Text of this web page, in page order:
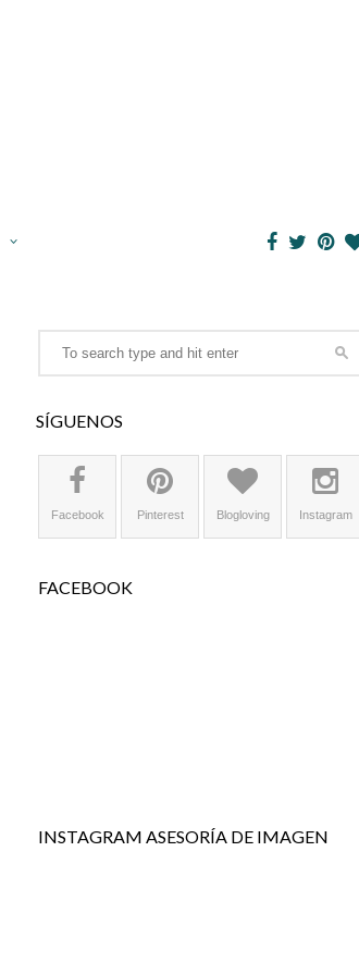
SÍGUENOS
Facebook Pinterest Blogloving Instagram
FACEBOOK
INSTAGRAM ASESORÍA DE IMAGEN